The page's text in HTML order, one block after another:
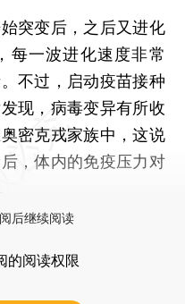
突变后，之后又进化
每一波进化速度非常
不过，启动疫苗接种
现，病毒变异有所收
密克戎家族中，这说
，体内的免疫压力对
后继续阅读
的阅读权限